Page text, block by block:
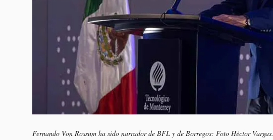
Fernando Von Rossum ha sido narrador de BFL y de Borregos: Foto Héctor Vargas.